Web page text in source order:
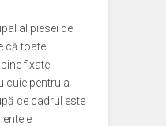
al piesei de
că toate
fixate.
cuie pentru a
ce cadrul este